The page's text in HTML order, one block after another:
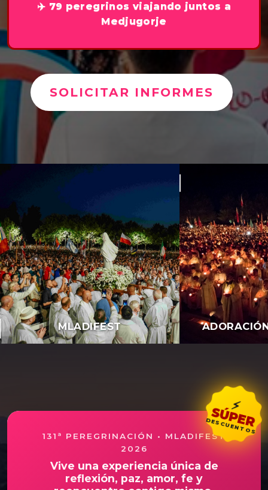
✈️ 79 peregrinos viajando juntos a
Medjugorje
SOLICITAR INFORMES
MLADIFEST
⚡
SÚPER
DESCUENTOS
131ª PEREGRINACIÓN • MLADIFEST
2026
Vive una experiencia única de
reflexión, paz, amor, fe y